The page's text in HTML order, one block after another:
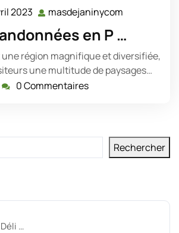
2023 20
2023
masdejaninycom
en P …
une région magnifique et diversifiée,
une multitude de paysages…
0 Commentaires
Rechercher
…